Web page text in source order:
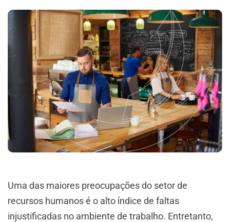
Uma das maiores preocupações do setor de
recursos humanos é o alto índice de faltas
injustificadas no ambiente de trabalho. Entretanto,